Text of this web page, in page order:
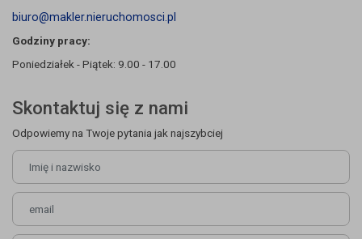
biuro@makler.nieruchomosci.pl
Godziny pracy:
Poniedziałek - Piątek: 9.00 - 17.00
Skontaktuj się z nami
Odpowiemy na Twoje pytania jak najszybciej